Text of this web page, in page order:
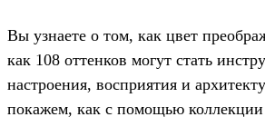
Вы узнаете о том, как цвет
как 108 оттенков могут стать
настроения, восприятия и
покажем, как с помощью